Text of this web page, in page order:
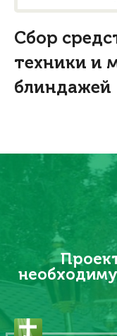
Сбор
техники и
блиндажей